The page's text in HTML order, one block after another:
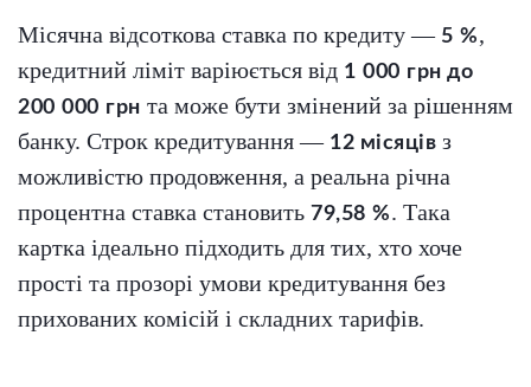
Місячна відсоткова ставка по кредиту — 5 %,
кредитний ліміт варіюється від 1 000 грн до
200 000 грн та може бути змінений за рішенням
банку. Строк кредитування — 12 місяців з
можливістю продовження, а реальна річна
процентна ставка становить 79,58 %. Така
картка ідеально підходить для тих, хто хоче
прості та прозорі умови кредитування без
прихованих комісій і складних тарифів.